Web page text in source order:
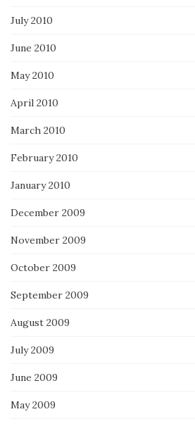
July 2010
June 2010
May 2010
April 2010
March 2010
February 2010
January 2010
December 2009
November 2009
October 2009
September 2009
August 2009
July 2009
June 2009
May 2009